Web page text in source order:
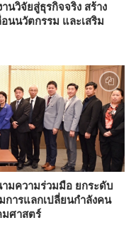
นวิจัยสู่ธุรกิจจริง สร้าง
นนวัตกรรม และเสริม
มความร่วมมือ ยกระดับ
การแลกเปลี่ยนกำลังคน
มศาสตร์